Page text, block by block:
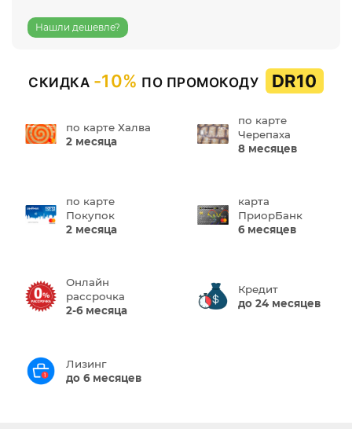
Нашли дешевле?
СКИДКА -10% ПО ПРОМОКОДУ DR10
по карте Халва
2 месяца
по карте
Черепаха
8 месяцев
по карте
Покупок
2 месяца
карта
ПриорБанк
6 месяцев
Онлайн
рассрочка
2-6 месяца
Кредит
до 24 месяцев
Лизинг
до 6 месяцев